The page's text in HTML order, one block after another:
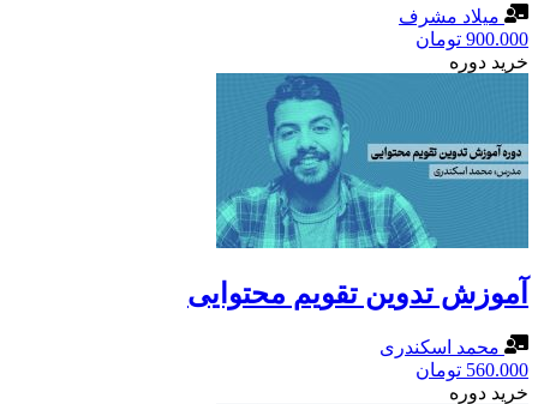
میلاد مشرف
900.000 تومان
خرید دوره
آموزش تدوین تقویم محتوایی
محمد اسکندری
560.000 تومان
خرید دوره